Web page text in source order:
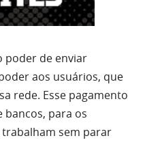
poder de enviar
aos usuários, que
rede. Esse pagamento
bancos, para os
sem parar